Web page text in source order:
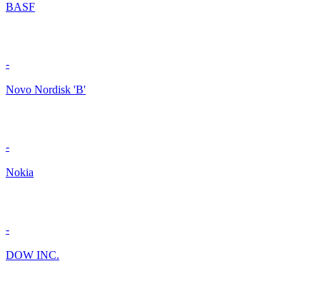
BASF
-
Novo Nordisk 'B'
-
Nokia
-
DOW INC.